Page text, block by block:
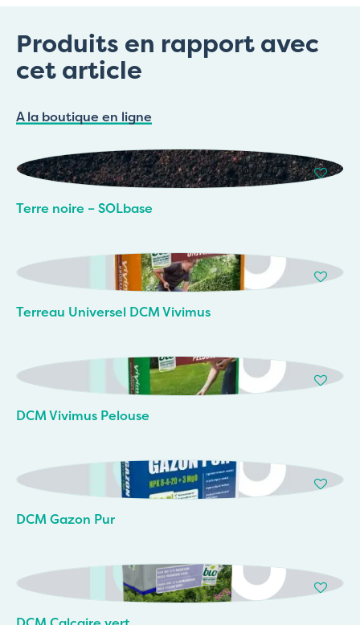
Produits en rapport avec
cet article
A la boutique en ligne
Terre noire – SOLbase
Terreau Universel DCM Vivimus
DCM Vivimus Pelouse
DCM Gazon Pur